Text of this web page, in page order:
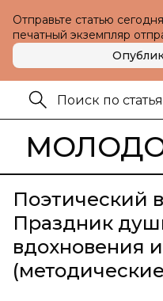
Отправьте статью
печатный экземпляр
Поэтический
Праздник
вдохновения